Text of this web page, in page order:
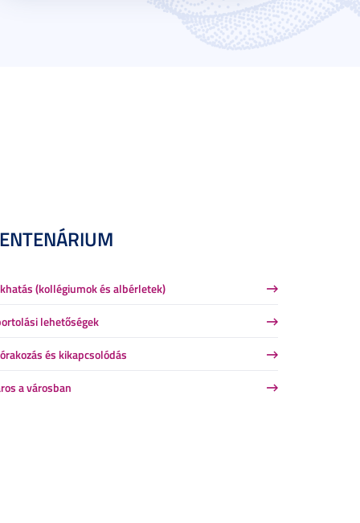
(kollégiumok és albérletek)
lehetőségek
és kikapcsolódás
a városban